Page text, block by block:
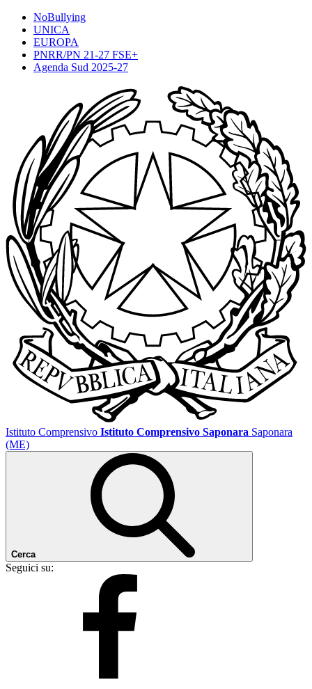
NoBullying
UNICA
EUROPA
PNRR/PN 21-27 FSE+
Agenda Sud 2025-27
Istituto Comprensivo Istituto Comprensivo Saponara Saponara
(ME)
Cerca
Seguici su: